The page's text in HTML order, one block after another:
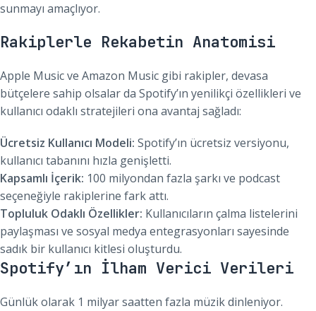
sunmayı amaçlıyor.
Rakiplerle Rekabetin Anatomisi
Apple Music ve Amazon Music gibi rakipler, devasa
bütçelere sahip olsalar da Spotify’ın yenilikçi özellikleri ve
kullanıcı odaklı stratejileri ona avantaj sağladı:
Ücretsiz Kullanıcı Modeli: Spotify’ın ücretsiz versiyonu,
kullanıcı tabanını hızla genişletti.
Kapsamlı İçerik: 100 milyondan fazla şarkı ve podcast
seçeneğiyle rakiplerine fark attı.
Topluluk Odaklı Özellikler: Kullanıcıların çalma listelerini
paylaşması ve sosyal medya entegrasyonları sayesinde
sadık bir kullanıcı kitlesi oluşturdu.
Spotify’ın İlham Verici Verileri
Günlük olarak 1 milyar saatten fazla müzik dinleniyor.